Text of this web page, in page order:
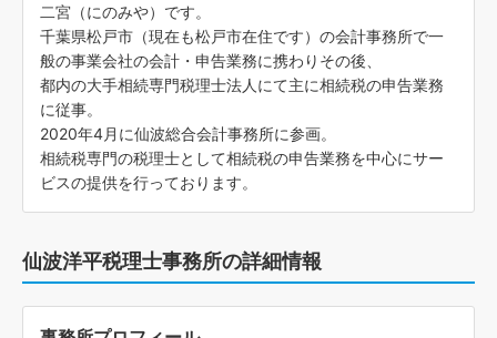
二宮（にのみや）です。
千葉県松戸市（現在も松戸市在住です）の会計事務所で一
般の事業会社の会計・申告業務に携わりその後、
都内の大手相続専門税理士法人にて主に相続税の申告業務
に従事。
2020年4月に仙波総合会計事務所に参画。
相続税専門の税理士として相続税の申告業務を中心にサー
ビスの提供を行っております。
仙波洋平税理士事務所の詳細情報